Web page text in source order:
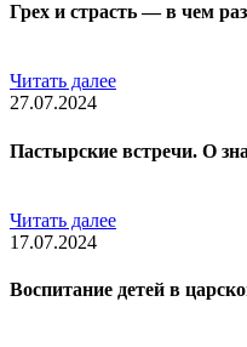
Грех и страсть — в чем
Читать далее
27.07.2024
Пастырские встречи. О
Читать далее
17.07.2024
Воспитание детей в